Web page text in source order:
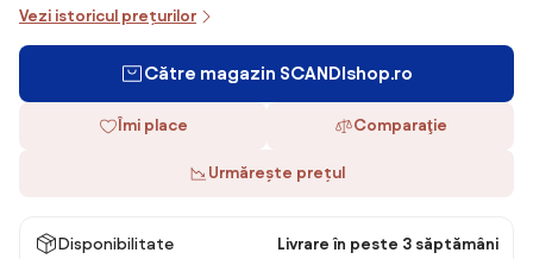
Vezi istoricul prețurilor
Către magazin SCANDIshop.ro
Îmi place Comparaţie
Urmărește prețul
Disponibilitate Livrare în peste 3 săptămâni